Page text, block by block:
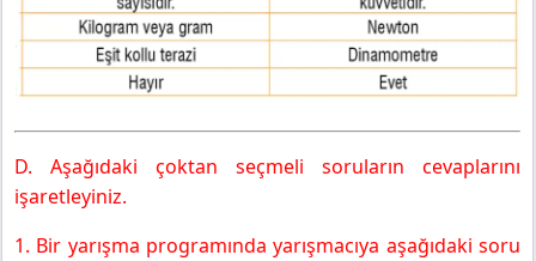
D. Aşağıdaki çoktan seçmeli soruların cevaplarını
işaretleyiniz.
1. Bir yarışma programında yarışmacıya aşağıdaki soru